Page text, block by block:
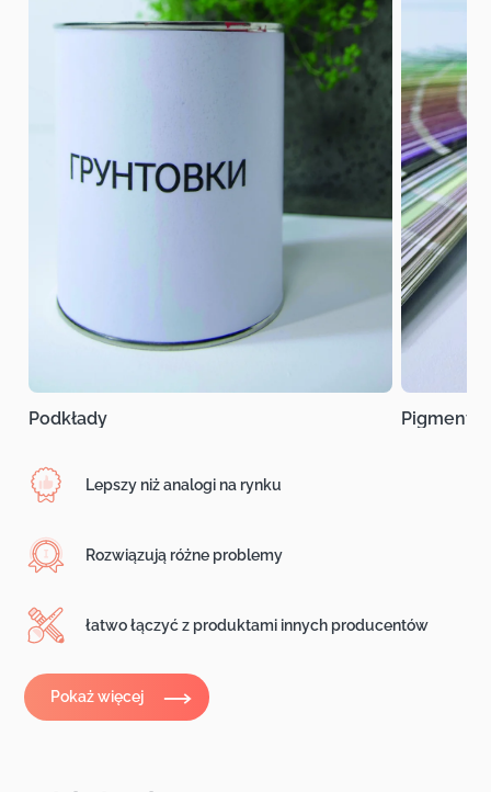
Podkłady Pigmenty
Lepszy niż analogi na rynku
Rozwiązują różne problemy
łatwo łączyć z produktami innych producentów
Pokaż więcej